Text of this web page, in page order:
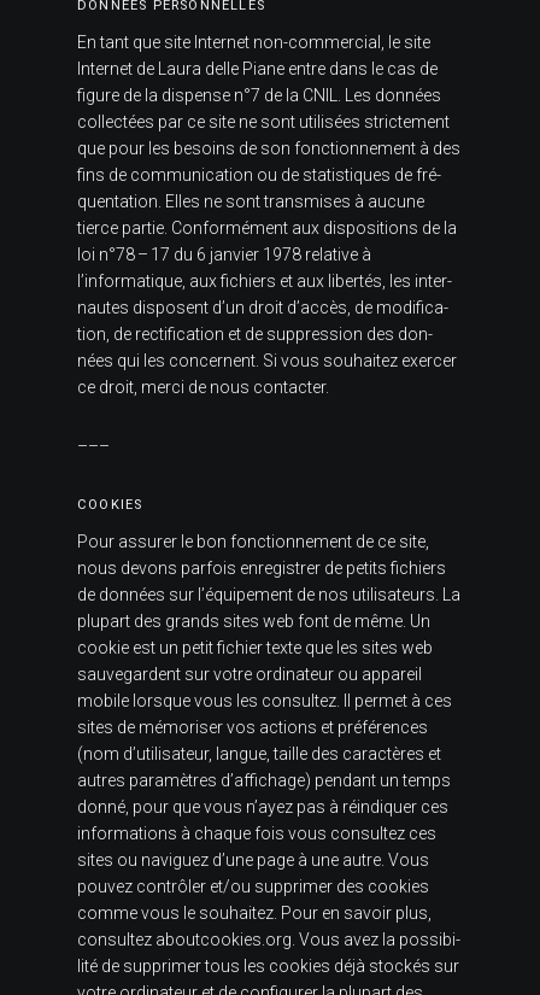
DON­NÉES PER­SON­NELLES
En tant que site Inter­net non-com­mer­cial, le site
Inter­net de Laura delle Piane entre dans le cas de
figure de la dis­pense n°7 de la CNIL. Les don­nées
col­lec­tées par ce site ne sont uti­li­sées stric­te­ment
que pour les besoins de son fonc­tion­ne­ment à des
fins de com­mu­ni­ca­tion ou de sta­tis­tiques de fré­
quen­ta­tion. Elles ne sont trans­mises à aucune
tierce partie. Confor­mé­ment aux dis­po­si­tions de la
loi n°78 – 17 du 6 jan­vier 1978 rela­tive à
l’informatique, aux fichiers et aux liber­tés, les inter­
nautes dis­posent d’un droit d’accès, de modi­fi­ca­
tion, de rec­ti­fi­ca­tion et de sup­pres­sion des don­
nées qui les concernent. Si vous sou­hai­tez exer­cer
ce droit, merci de nous contac­ter.
–––
COOKIES
Pour assu­rer le bon fonc­tion­ne­ment de ce site,
nous devons par­fois enre­gis­trer de petits fichiers
de don­nées sur l’équipement de nos uti­li­sa­teurs. La
plu­part des grands sites web font de même. Un
cookie est un petit fichier texte que les sites web
sau­ve­gardent sur votre ordi­na­teur ou appa­reil
mobile lorsque vous les consul­tez. Il permet à ces
sites de mémo­ri­ser vos actions et pré­fé­rences
(nom d’utilisateur, langue, taille des carac­tères et
autres para­mètres d’affichage) pen­dant un temps
donné, pour que vous n’ayez pas à réin­di­quer ces
infor­ma­tions à chaque fois vous consul­tez ces
sites ou navi­guez d’une page à une autre. Vous
pouvez contrô­ler et/​ou sup­pri­mer des cookies
comme vous le sou­hai­tez. Pour en savoir plus,
consul­tez about​coo​kies​.org . Vous avez la pos­si­bi­
lité de sup­pri­mer tous les cookies déjà sto­ckés sur